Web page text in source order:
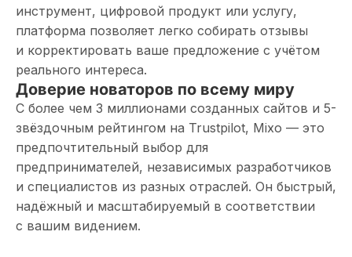
инструмент, цифровой продукт или услугу,
платформа позволяет легко собирать отзывы
и корректировать ваше предложение с учётом
реального интереса.
Доверие новаторов по всему миру
С более чем 3 миллионами созданных сайтов и 5-
звёздочным рейтингом на Trustpilot, Mixo — это
предпочтительный выбор для
предпринимателей, независимых разработчиков
и специалистов из разных отраслей. Он быстрый,
надёжный и масштабируемый в соответствии
с вашим видением.